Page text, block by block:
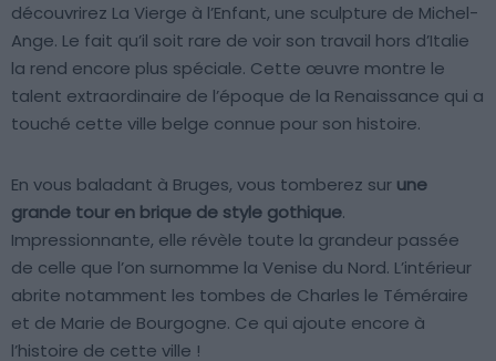
découvrirez La Vierge à l’Enfant, une sculpture de Michel-
Ange. Le fait qu’il soit rare de voir son travail hors d’Italie
la rend encore plus spéciale. Cette œuvre montre le
talent extraordinaire de l’époque de la Renaissance qui a
touché cette ville belge connue pour son histoire.
En vous baladant à Bruges, vous tomberez sur une
grande tour en brique de style gothique.
Impressionnante, elle révèle toute la grandeur passée
de celle que l’on surnomme la Venise du Nord. L’intérieur
abrite notamment les tombes de Charles le Téméraire
et de Marie de Bourgogne. Ce qui ajoute encore à
l’histoire de cette ville !